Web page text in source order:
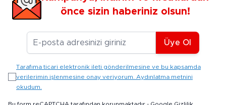
önce sizin haberiniz olsun!
E-posta Adresiniz
Üye Ol
Tarafıma ticari elektronik ileti gönderilmesine ve bu kapsamda
verilerimin işlenmesine onay veriyorum. Aydınlatma metnini
okudum.